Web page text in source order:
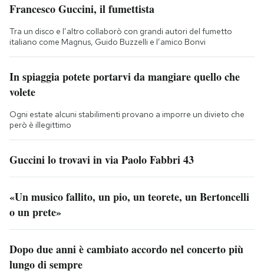
Francesco Guccini, il fumettista
Tra un disco e l’altro collaborò con grandi autori del fumetto
italiano come Magnus, Guido Buzzelli e l’amico Bonvi
In spiaggia potete portarvi da mangiare quello che
volete
Ogni estate alcuni stabilimenti provano a imporre un divieto che
però è illegittimo
Guccini lo trovavi in via Paolo Fabbri 43
«Un musico fallito, un pio, un teorete, un Bertoncelli
o un prete»
Dopo due anni è cambiato accordo nel concerto più
lungo di sempre